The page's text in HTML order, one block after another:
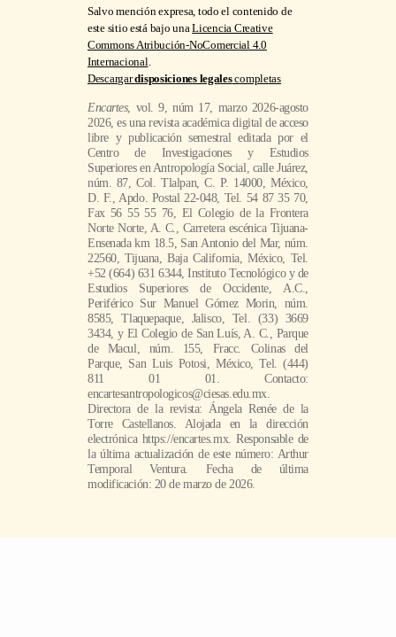
Salvo mención expresa, todo el contenido de
este sitio está bajo unaLicencia Creative
Commons Atribución-NoComercial 4.0
Internacional.
Descargardisposiciones legalescompletas
Encartes, vol. 9, núm 17, marzo 2026-agosto
2026, es una revista académica digital de acceso
libre y publicación semestral editada por el
Centro de Investigaciones y Estudios
Superiores en Antropología Social, calle Juárez,
núm. 87, Col. Tlalpan, C. P. 14000, México,
D. F., Apdo. Postal 22-048, Tel. 54 87 35 70,
Fax 56 55 55 76, El Colegio de la Frontera
Norte Norte, A. C., Carretera escénica Tijuana-
Ensenada km 18.5, San Antonio del Mar, núm.
22560, Tijuana, Baja California, México, Tel.
+52 (664) 631 6344, Instituto Tecnológico y de
Estudios Superiores de Occidente, A.C.,
Periférico Sur Manuel Gómez Morin, núm.
8585, Tlaquepaque, Jalisco, Tel. (33) 3669
3434, y El Colegio de San Luís, A. C., Parque
de Macul, núm. 155, Fracc. Colinas del
Parque, San Luis Potosi, México, Tel. (444)
811 01 01. Contacto:
encartesantropologicos@ciesas.edu.mx.
Directora de la revista: Ángela Renée de la
Torre Castellanos. Alojada en la dirección
electrónica https://encartes.mx. Responsable de
la última actualización de este número: Arthur
Temporal Ventura. Fecha de última
modificación: 20 de marzo de 2026.